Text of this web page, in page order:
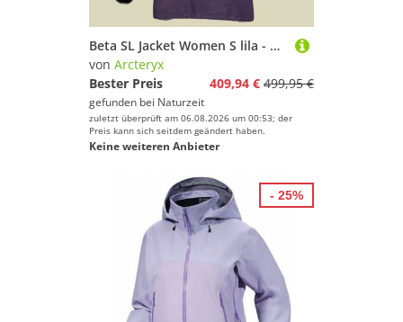
Beta SL Jacket Women S lila - moondrop
von Arcteryx
Bester Preis
409,94 € 499,95 €
gefunden bei Naturzeit
zuletzt überprüft am 06.08.2026 um 00:53; der
Preis kann sich seitdem geändert haben.
Keine weiteren Anbieter
- 25%